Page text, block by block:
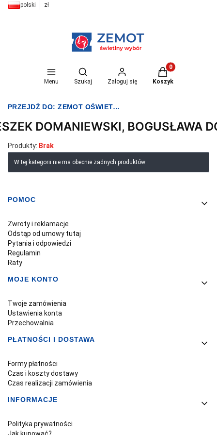
polski zł
Menu
Otwórz wyszukiwarkę
Szukaj Zaloguj się
Produkty w
Koszyk
PRZEJDŹ DO:ZEMOT OŚWIETLENIE I ELEKTRYKA
DOMANIEWSKI, BOGUSŁAWA
Produkty: Brak
Lista produktów
W tej kategorii nie ma obecnie żadnych produktów
Linki w stopce
POMOC
Zwroty i reklamacje
Odstąp od umowy tutaj
Pytania i odpowiedzi
Regulamin
Raty
MOJE KONTO
Twoje zamówienia
Ustawienia konta
Przechowalnia
PŁATNOŚCI I DOSTAWA
Formy płatności
Czas i koszty dostawy
Czas realizacji zamówienia
INFORMACJE
Polityka prywatności